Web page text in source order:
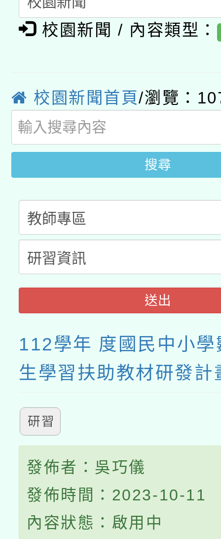
礎課程
A3數位素養講師名單
「數位內容與教學軟
薪期間赴陸應申請許可
轉知經濟部水利署委託
業技術研究院辦理「
用水績優單位及節水達
115年8月22日(星期六
桃園市孔廟祈福系列
開 智慧啟航」
2026年桃園地景藝術
校園新聞 / 內容類型：
校園新聞首頁/瀏覽：
搜尋
送出
112學年 度國民中小學
生學習扶助教材研發計
研習
發佈者：吳巧儀
發佈時間：2023-10-11
內容狀態：啟用中